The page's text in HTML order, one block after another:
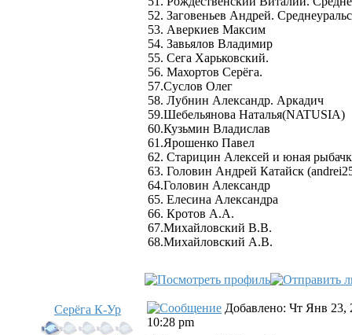
52. Заговеньев Андрей.
53. Аверкиев Максим
54. Завьялов Владимир
55. Сега Харьковский.
56. Махортов Серёга.
57.Суслов Олег
58. Лубнин Александр. Аркадич
59.Шебельянова Наталья(NATUSIA)
60.Кузьмин Владислав
61.Ярошенко Павел
62. Старицин Алексей и юная
63. Головин Андрей Катайск
64.Головин Александр
65. Елесина Александра
66. Кротов А.А.
67.Михайловский В.В.
68.Михайловский А.В.
Серёга К-Ур
Добавлено: Чт Янв 23,
10:28 pm